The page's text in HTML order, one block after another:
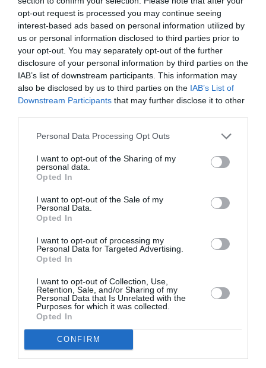
opt-out request is processed you may continue seeing
interest-based ads based on personal information utilized by
us or personal information disclosed to third parties prior to
your opt-out. You may separately opt-out of the further
disclosure of your personal information by third parties on the
IAB’s list of downstream participants. This information may
also be disclosed by us to third parties on the IAB’s List of
Downstream Participants that may further disclose it to other
Personal Data Processing Opt Outs
I want to opt-out of the Sharing of my
personal data.
Opted In
I want to opt-out of the Sale of my
Personal Data.
Opted In
I want to opt-out of processing my
Personal Data for Targeted Advertising.
Opted In
I want to opt-out of Collection, Use,
Retention, Sale, and/or Sharing of my
Personal Data that Is Unrelated with the
Purposes for which it was collected.
Opted In
CONFIRM
ΧΑΡΟΥΛΑ "ΧΑΡΙΣ" ΑΛΕΞΙΟΥ
Newsletter
Κάθε βδομάδα στο e-mail σας τα τελευταία νέα για
την Τέχνη και τον Πολιτισμό!
Star Ovation:
Starovas Band +
Γιάννης Γιοκαρίνης
στο Δημοτικό
Θέατρο
Symphonic Fantasy”
Κρατική Ορχήστρα